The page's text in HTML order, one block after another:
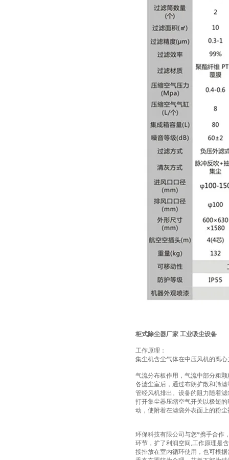
柜式除尘器厂家 工业吸尘设备
工作原理：
集尘机含尘气体在中压风机的离
气流分布板作用，气流中部分粗
各滤尘室后，通过布朗扩散和筛
管经风机排出。设备的阻力随着
打开集尘器压缩空气开关以极短
动，使附着在滤袋外表面上的粉
环保科技有限公司与您*携手合作
环节，扩了利润空间,工作原理是
接排放在室内循环使用，也可根